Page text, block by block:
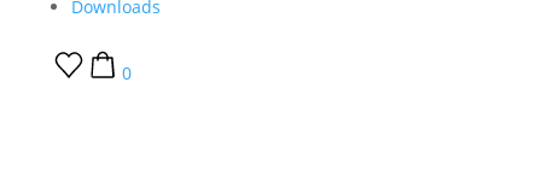
Downloads
0